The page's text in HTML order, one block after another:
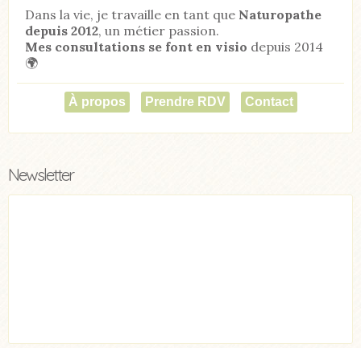
Dans la vie, je travaille en tant que Naturopathe
depuis 2012, un métier passion.
Mes consultations se font en visio depuis 2014
🌍
À propos Prendre RDV Contact
Newsletter